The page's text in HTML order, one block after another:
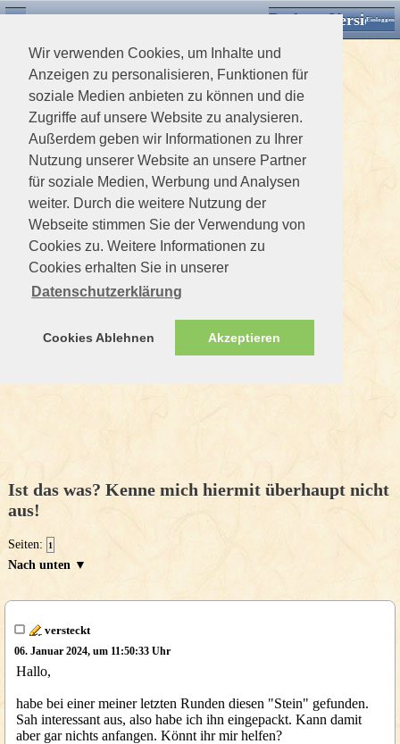
Wir verwenden Cookies, um Inhalte und
Anzeigen zu personalisieren, Funktionen für
soziale Medien anbieten zu können und die
Zugriffe auf unsere Website zu analysieren.
Außerdem geben wir Informationen zu Ihrer
Nutzung unserer Website an unsere Partner
für soziale Medien, Werbung und Analysen
weiter. Durch die weitere Nutzung der
Webseite stimmen Sie der Verwendung von
Cookies zu. Weitere Informationen zu
Cookies erhalten Sie in unserer
Datenschutzerklärung
Cookies Ablehnen Akzeptieren
Desktop VersionEinloggen
Ist das was? Kenne mich hiermit überhaupt nicht
aus!
Seiten: 1
Nach unten ▼
versteckt
06. Januar 2024, um 11:50:33 Uhr
Hallo,
habe bei einer meiner letzten Runden diesen "Stein" gefunden.
Sah interessant aus, also habe ich ihn eingepackt. Kann damit
aber gar nichts anfangen. Könnt ihr mir helfen?